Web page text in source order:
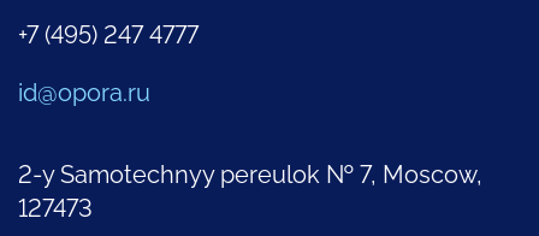
+7 (495) 247 4777
id@opora.ru
2-y Samotechnyy pereulok № 7, Moscow,
127473